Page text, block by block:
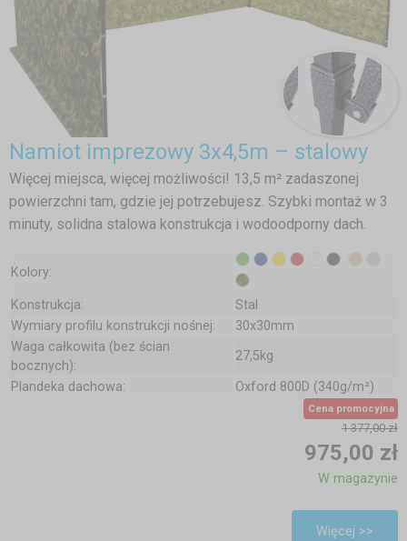
Namiot imprezowy 3x4,5m – stalowy
Więcej miejsca, więcej możliwości! 13,5 m² zadaszonej
powierzchni tam, gdzie jej potrzebujesz. Szybki montaż w 3
minuty, solidna stalowa konstrukcja i wodoodporny dach.
Kolory:
Konstrukcja:
Stal
Wymiary profilu konstrukcji nośnej:
30x30mm
Waga całkowita (bez ścian
bocznych):
27,5kg
Plandeka dachowa:
Oxford 800D (340g/m²)
Cena promocyjna
1 377,00 zł
975,00 zł
W magazynie
Więcej >>